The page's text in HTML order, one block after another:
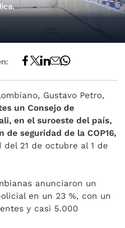
Gustavo Petro,
un Consejo de
en el suroeste del país,
de seguridad de la COP16,
21 de octubre al 1 de
anunciaron un
en un 23 %, con un
y casi 5.000